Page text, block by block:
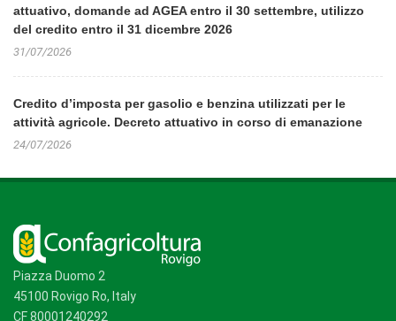
attuativo, domande ad AGEA entro il 30 settembre, utilizzo
del credito entro il 31 dicembre 2026
31/07/2026
Credito d’imposta per gasolio e benzina utilizzati per le
attività agricole. Decreto attuativo in corso di emanazione
24/07/2026
Piazza Duomo 2
45100 Rovigo Ro, Italy
CF 80001240292